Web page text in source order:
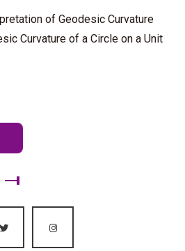
of Geodesic Curvature
Curvature of a Circle on a Unit